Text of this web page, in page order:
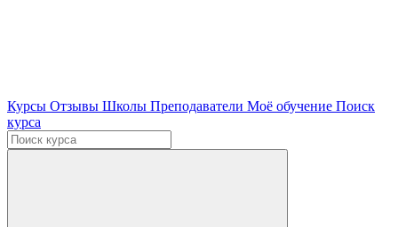
Курсы Отзывы Школы Преподаватели Моё обучение Поиск
курса